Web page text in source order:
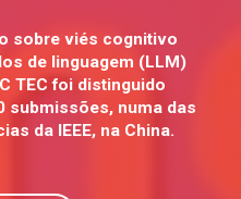
sobre viés cognitivo
de linguagem (LLM)
TEC foi distinguido
submissões, numa das
da IEEE, na China.